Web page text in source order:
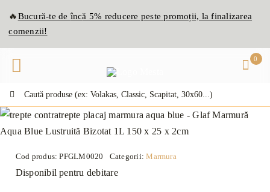
🔥Bucură-te deîncă 5% reducere peste promoții, la finalizarea
comenzii!
0
Cod produs:PFGLM0020 Categorii:Marmura
Disponibil pentru debitare